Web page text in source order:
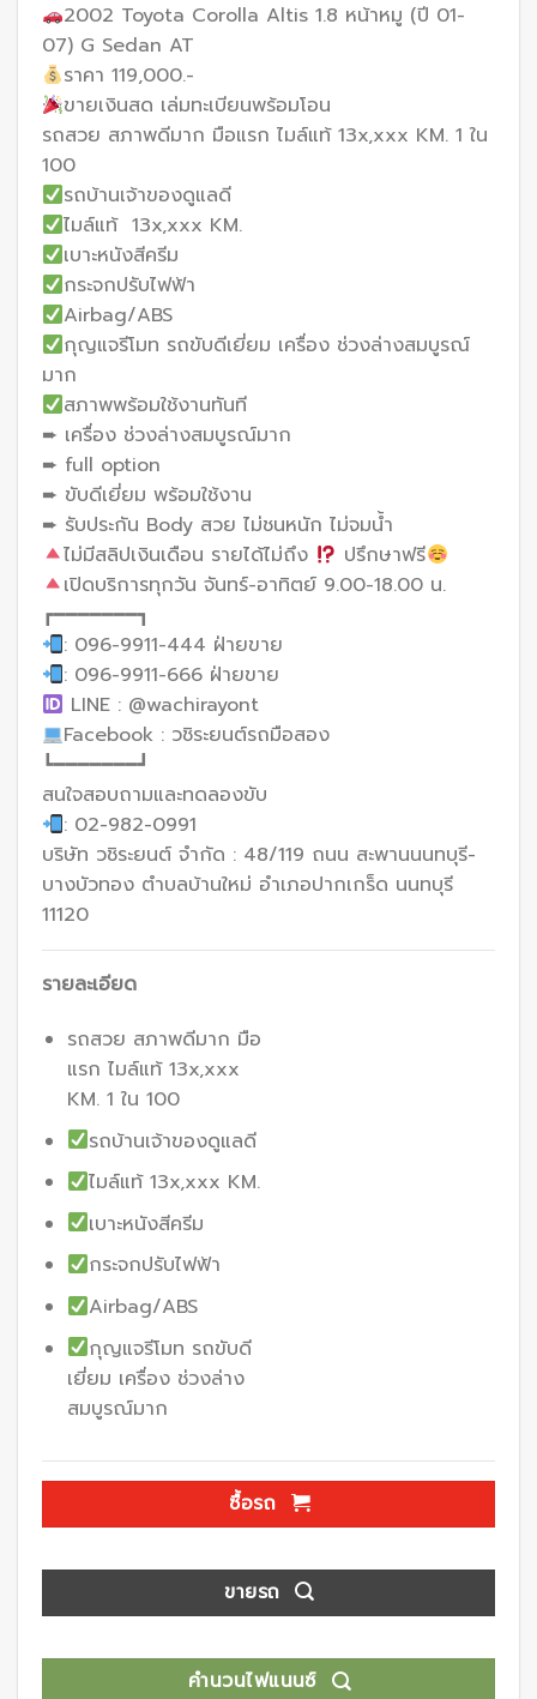
2002 Toyota Corolla Altis 1.8 หน้าหมู (ปี 01-
07) G Sedan AT
ราคา 119,000.-
ขายเงินสด เล่มทะเบียนพร้อมโอน
รถสวย สภาพดีมาก มือแรก ไมล์แท้ 13x,xxx KM. 1 ใน
100
รถบ้านเจ้าของดูแลดี
ไมล์แท้ 13x,xxx KM.
เบาะหนังสีครีม
กระจกปรับไฟฟ้า
Airbag/ABS
กุญแจรีโมท รถขับดีเยี่ยม เครื่อง ช่วงล่างสมบูรณ์
มาก
สภาพพร้อมใช้งานทันที
➨ เครื่อง ช่วงล่างสมบูรณ์มาก
➨ full option
➨ ขับดีเยี่ยม พร้อมใช้งาน
➨ รับประกัน Body สวย ไม่ชนหนัก ไม่จมน้ำ
ไม่มีสลิปเงินเดือน รายได้ไม่ถึง
ปรึกษาฟรี
เปิดบริการทุกวัน จันทร์-อาทิตย์ 9.00-18.00 น.
┏━━━━━━━┓
: 096-9911-444 ฝ่ายขาย
: 096-9911-666 ฝ่ายขาย
LINE : @wachirayont
Facebook : วชิระยนต์รถมือสอง
┗━━━━━━━┛
สนใจสอบถามและทดลองขับ
: 02-982-0991
บริษัท วชิระยนต์ จำกัด : 48/119 ถนน สะพานนนทบุรี-
บางบัวทอง ตำบลบ้านใหม่ อำเภอปากเกร็ด นนทบุรี
11120
รายละเอียด
รถสวย สภาพดีมาก มือ
แรก ไมล์แท้ 13x,xxx
KM. 1 ใน 100
รถบ้านเจ้าของดูแลดี
ไมล์แท้ 13x,xxx KM.
เบาะหนังสีครีม
กระจกปรับไฟฟ้า
Airbag/ABS
กุญแจรีโมท รถขับดี
เยี่ยม เครื่อง ช่วงล่าง
สมบูรณ์มาก
ซื้อรถ
ขายรถ
คำนวนไฟแนนซ์